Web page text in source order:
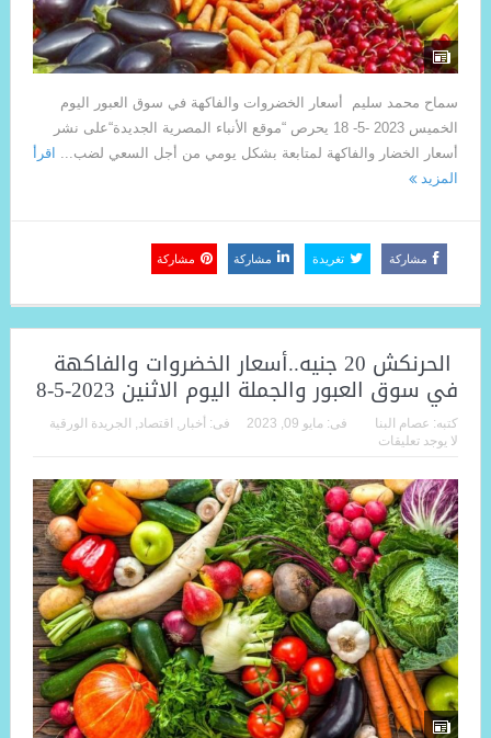
سماح محمد سليم أسعار الخضروات والفاكهة في سوق العبور اليوم
الخميس 2023 -5- 18 يحرص “موقع الأنباء المصرية الجديدة“على نشر
أسعار الخضار والفاكهة لمتابعة بشكل يومي من أجل السعي لضب... اقرأ
المزيد
مشاركة تغريدة مشاركة مشاركة
الحرنكش 20 جنيه..أسعار الخضروات والفاكهة
في سوق العبور والجملة اليوم الاثنين 2023-5-8
كتبه: عصام البنا فى: مايو 09, 2023 فى: أخبار اقتصاد
الجريدة الورقية
لا يوجد تعليقات